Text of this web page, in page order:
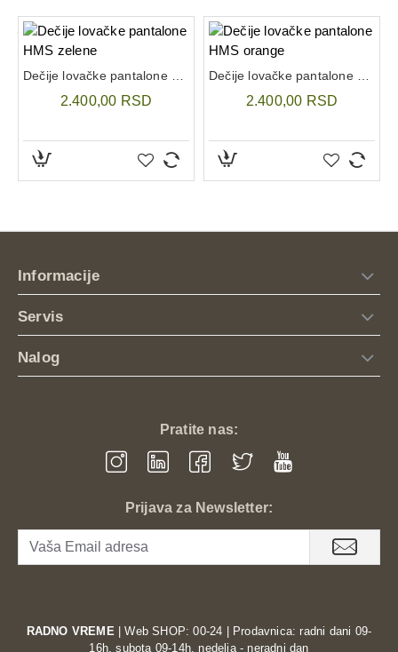
Dečije lovačke pantalone HMS zelene
2.400,00 RSD
Dečije lovačke pantalone HMS orange
2.400,00 RSD
Informacije
Servis
Nalog
Pratite nas:
Prijava za Newsletter:
RADNO VREME| Web SHOP: 00-24 | Prodavnica: radni dani 09-
16h, subota 09-14h, nedelja - neradni dan